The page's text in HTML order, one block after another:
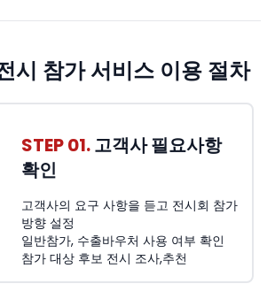
시 참가 서비스 이용 절차
STEP 01.고객사 필요사항
확인
고객사의 요구 사항을 듣고 전시회 참가
방향 설정
일반참가, 수출바우처 사용 여부 확인
참가 대상 후보 전시 조사,추천